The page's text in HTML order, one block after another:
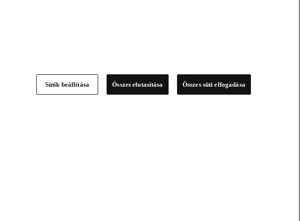
Sütik beállítása Összes elutasítása Összes süti elfogadása